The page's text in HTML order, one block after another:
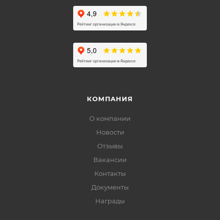
КОМПАНИЯ
О компании
Новости
Отзывы
Вакансии
Контакты
Документы
Награды